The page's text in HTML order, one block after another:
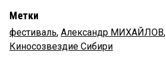
Метки
фестиваль, Александр МИХАЙЛОВ,
Киносозвездие Сибири